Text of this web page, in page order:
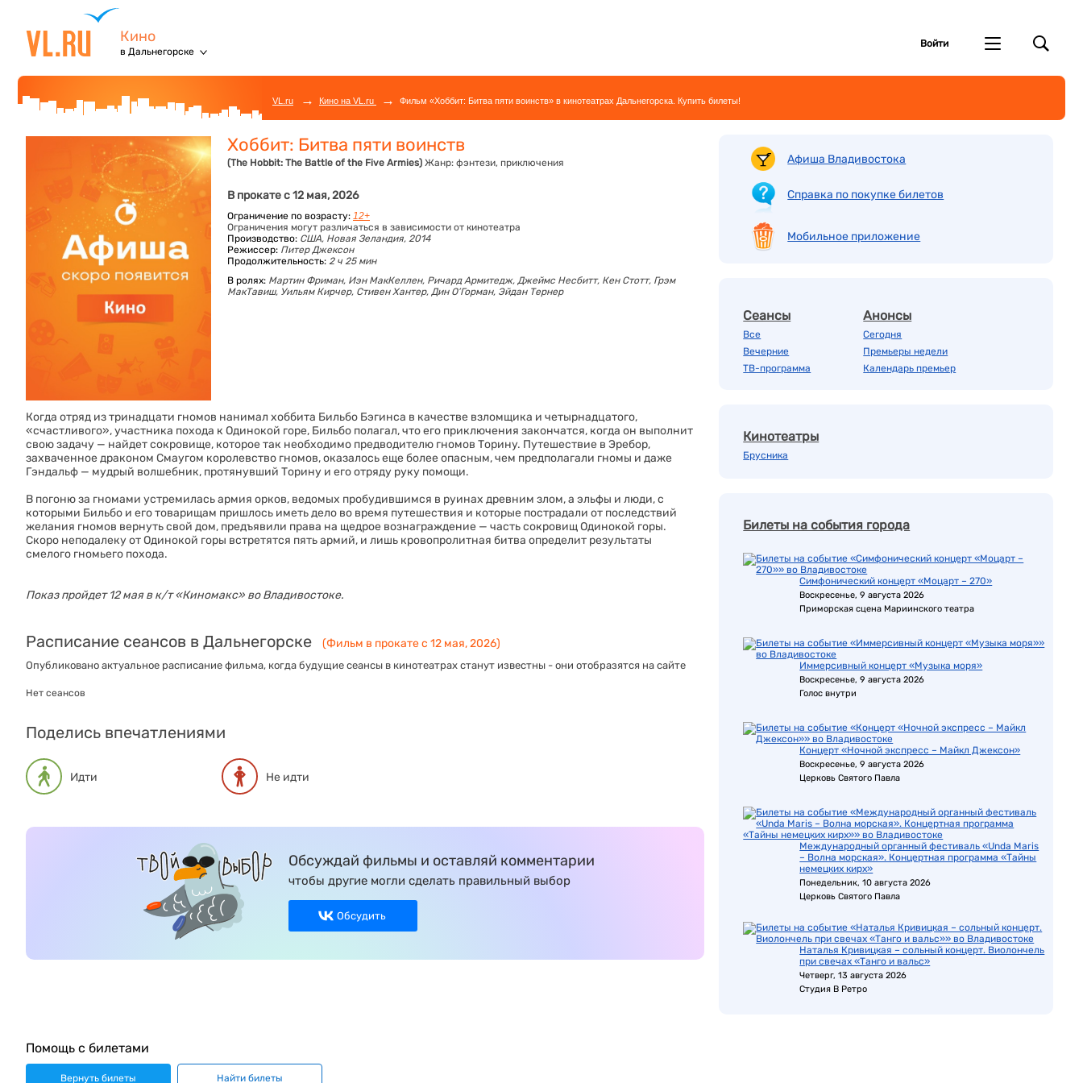
Кино
в Дальнегорске
Войти
VL.ru → Кино на VL.ru → Фильм «Хоббит: Битва пяти воинств» в кинотеатрах Дальнегорска. Купить билеты!
Хоббит: Битва пяти воинств
(The Hobbit: The Battle of the Five Armies) Жанр: фэнтези, приключения
В прокате с 12 мая, 2026
Ограничение по возрасту: 12+
Ограничения могут различаться в зависимости от кинотеатра
Производство: США, Новая Зеландия, 2014
Режиссер: Питер Джексон
Продолжительность: 2 ч 25 мин
В ролях: Мартин Фриман, Иэн МакКеллен, Ричард Армитедж, Джеймс Несбитт, Кен Стотт, Грэм
МакТавиш, Уильям Кирчер, Стивен Хантер, Дин О’Горман, Эйдан Тернер
Когда отряд из тринадцати гномов нанимал хоббита Бильбо Бэгинса в качестве взломщика и четырнадцатого,
«счастливого», участника похода к Одинокой горе, Бильбо полагал, что его приключения закончатся, когда он выполнит
свою задачу — найдет сокровище, которое так необходимо предводителю гномов Торину. Путешествие в Эребор,
захваченное драконом Смаугом королевство гномов, оказалось еще более опасным, чем предполагали гномы и даже
Гэндальф — мудрый волшебник, протянувший Торину и его отряду руку помощи.
В погоню за гномами устремилась армия орков, ведомых пробудившимся в руинах древним злом, а эльфы и люди, с
которыми Бильбо и его товарищам пришлось иметь дело во время путешествия и которые пострадали от последствий
желания гномов вернуть свой дом, предъявили права на щедрое вознаграждение — часть сокровищ Одинокой горы.
Скоро неподалеку от Одинокой горы встретятся пять армий, и лишь кровопролитная битва определит результаты
смелого гномьего похода.
Показ пройдет 12 мая в к/т «‎Киномакс» во Владивостоке.
Расписание сеансов в Дальнегорске (Фильм в прокате с 12 мая, 2026)
Опубликовано актуальное расписание фильма, когда будущие сеансы в кинотеатрах станут известны - они отобразятся на сайте
Нет сеансов
Поделись впечатлениями
Идти Не идти
Обсуждай фильмы и оставляй комментарии
чтобы другие могли сделать правильный выбор
Обсудить
Афиша Владивостока
Справка по покупке билетов
Мобильное приложение
Сеансы
Все
Вечерние
ТВ-программа
Анонсы
Сегодня
Премьеры недели
Календарь премьер
Кинотеатры
Брусника
Билеты на события города
Симфонический концерт «Моцарт – 270»
Воскресенье, 9 августа 2026
Приморская сцена Мариинского театра
Иммерсивный концерт «Музыка моря»
Воскресенье, 9 августа 2026
Голос внутри
Концерт «Ночной экспресс – Майкл Джексон»
Воскресенье, 9 августа 2026
Церковь Святого Павла
Международный органный фестиваль «Unda Maris
– Волна морская». Концертная программа «Тайны
немецких кирх»
Понедельник, 10 августа 2026
Церковь Святого Павла
Наталья Кривицкая – сольный концерт. Виолончель
при свечах «Танго и вальс»
Четверг, 13 августа 2026
Студия В Ретро
Помощь с билетами
Вернуть билеты Найти билеты